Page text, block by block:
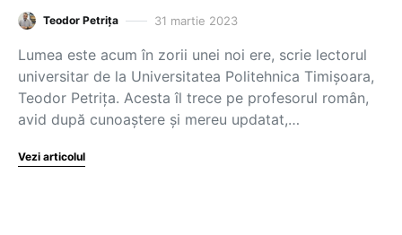
Teodor Petrița 31 martie 2023
Lumea este acum în zorii unei noi ere, scrie lectorul
universitar de la Universitatea Politehnica Timișoara,
Teodor Petrița. Acesta îl trece pe profesorul român,
avid după cunoaștere și mereu updatat,…
Vezi articolul